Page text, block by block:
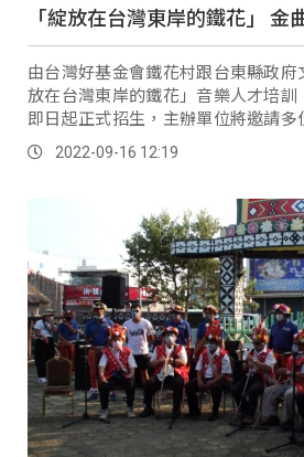
「綻放在台灣東岸的鐵花」 金
由台灣好基金會鐵花村跟台東縣政
放在台灣東岸的鐵花」音樂人才培訓
即日起正式招生，主辦單位將邀請多
期兩個月的音樂培訓課程，希望讓學
多認識。
2022-09-16 12:19